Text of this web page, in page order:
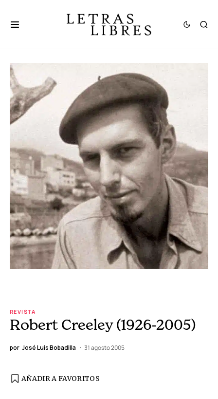
REVISTA
Robert Creeley (1926-2005)
por José Luis Bobadilla 31 agosto 2005
AÑADIR A FAVORITOS